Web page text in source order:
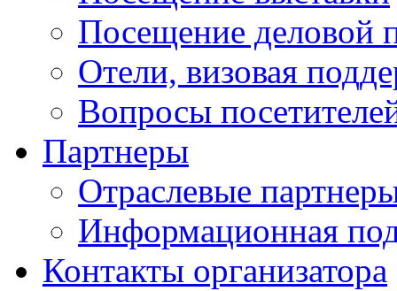
Посещение деловой
Отели, визовая
Вопросы
Партнеры
Отраслевые
Информационная
Контакты организатора